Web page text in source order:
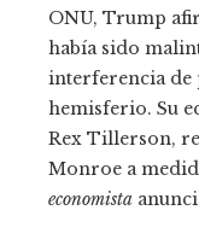
ONU, Trump
había sido
interferencia de
hemisferio. Su
Rex Tillerson,
Monroe a
economista